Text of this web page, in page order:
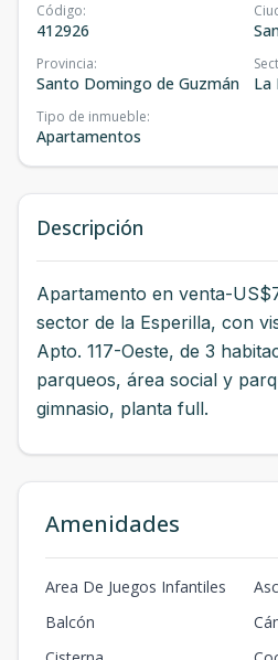
Código:
412926
Provincia:
Santo Domingo de Guzmán La
Tipo de inmueble:
Apartamentos
Descripción
Apartamento en venta-
sector de la Esperilla, con
Apto. 117-Oeste, de 3
parqueos, área social y
gimnasio, planta full.
Amenidades
Area De Juegos Infantiles
Balcón